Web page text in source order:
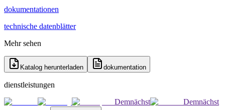
dokumentationen
technische datenblätter
Mehr sehen
Katalog herunterladen dokumentation
dienstleistungen
Demnächst
Demnächst